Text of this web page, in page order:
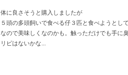
体に良さそうと購入しましたが
５頭の多頭飼いで食べる仔３匹と食べようとし
なので美味しくなのかも。触っただけでも手に
リピはないかな...